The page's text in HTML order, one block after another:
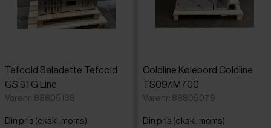
Tefcold Saladette Tefcold
GS 91 G Line
Varenr: 88805138
Din pris (ekskl. moms)
Coldline Kølebord Coldline
TS09/IM700
Varenr: 88805079
Din pris (ekskl. moms)